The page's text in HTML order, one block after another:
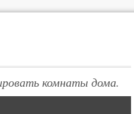
комнаты дома.